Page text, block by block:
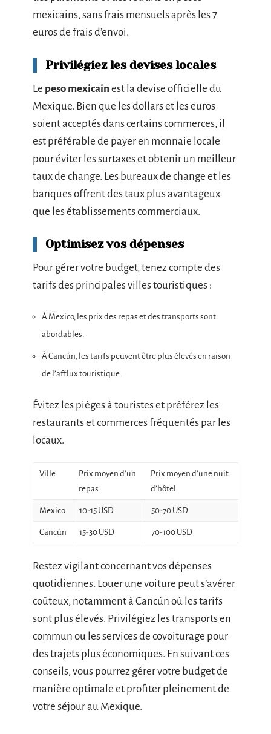
mexicains, sans frais mensuels après les 7
euros de frais d’envoi.
Privilégiez les devises locales
Le peso mexicain est la devise officielle du
Mexique. Bien que les dollars et les euros
soient acceptés dans certains commerces, il
est préférable de payer en monnaie locale
pour éviter les surtaxes et obtenir un meilleur
taux de change. Les bureaux de change et les
banques offrent des taux plus avantageux
que les établissements commerciaux.
Optimisez vos dépenses
Pour gérer votre budget, tenez compte des
tarifs des principales villes touristiques :
À Mexico, les prix des repas et des transports sont
abordables.
À Cancún, les tarifs peuvent être plus élevés en raison
de l’afflux touristique.
Évitez les pièges à touristes et préférez les
restaurants et commerces fréquentés par les
locaux.
Ville
Prix moyen d’un
repas
Prix moyen d’une nuit
d’hôtel
Mexico 10-15 USD 50-70 USD
Cancún 15-30 USD 70-100 USD
Restez vigilant concernant vos dépenses
quotidiennes. Louer une voiture peut s’avérer
coûteux, notamment à Cancún où les tarifs
sont plus élevés. Privilégiez les transports en
commun ou les services de covoiturage pour
des trajets plus économiques. En suivant ces
conseils, vous pourrez gérer votre budget de
manière optimale et profiter pleinement de
votre séjour au Mexique.